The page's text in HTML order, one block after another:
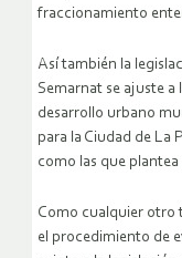
fraccionamiento
Así también la
Semarnat se ajuste a
desarrollo urbano
para la Ciudad de La
como las que
Como cualquier otro
el procedimiento de